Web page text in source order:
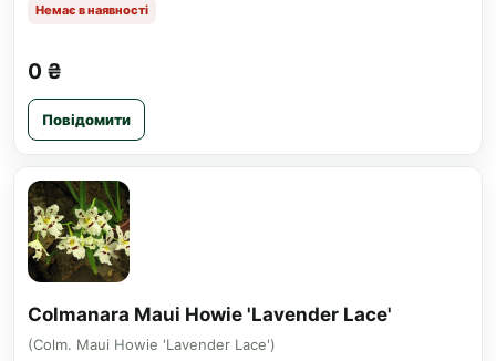
Немає в наявності
0 ₴
Повідомити
Colmanara Maui Howie 'Lavender Lace'
(Colm. Maui Howie 'Lavender Lace')